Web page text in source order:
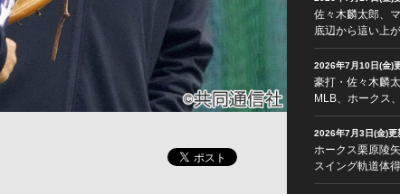
佐々木麟太郎、
底辺から這い上
2026年7月10日(金)
豪打・佐々木麟
MLB、ホークス
2026年7月3日(金)更
ホークス栗原陵
スイング軌道体